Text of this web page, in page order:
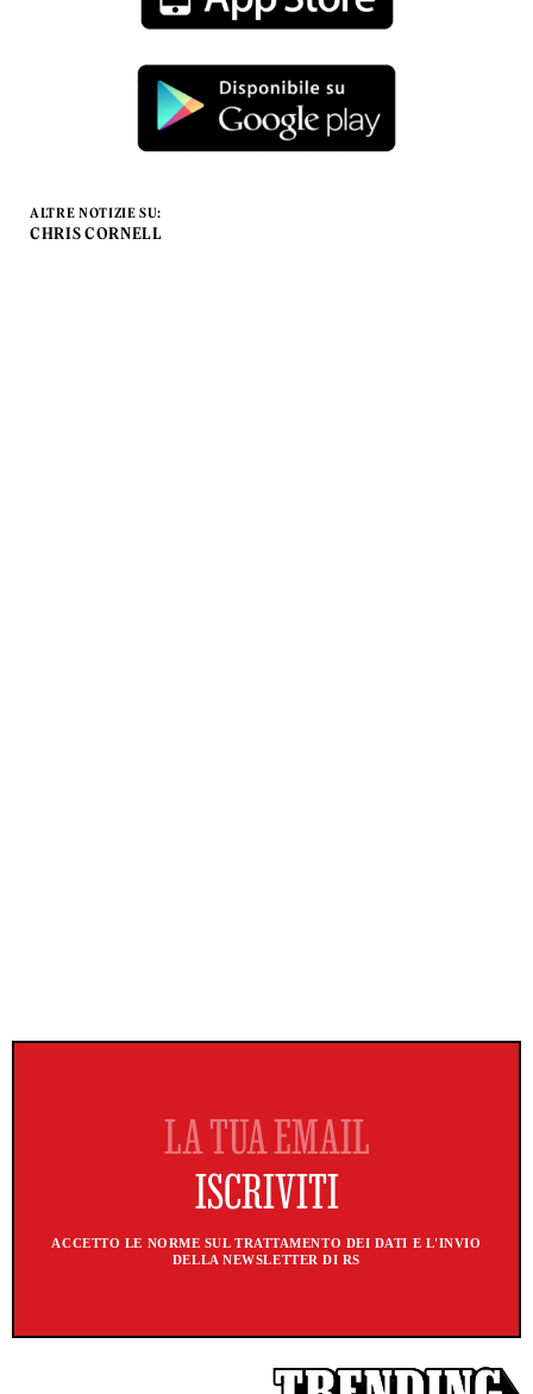
ALTRE NOTIZIE SU:
CHRIS CORNELL
ACCETTO LE NORME SUL TRATTAMENTO DEI DATI E L'INVIO
DELLA NEWSLETTER DI RS